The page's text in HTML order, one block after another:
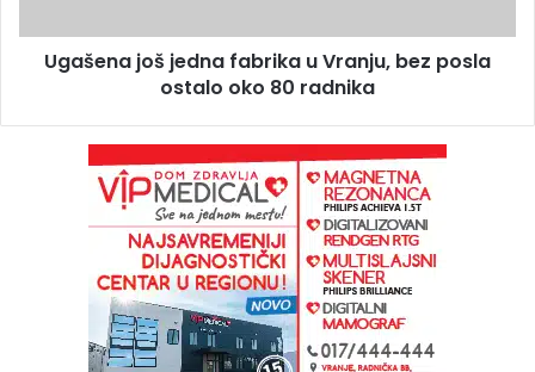
Ugašena još jedna fabrika u Vranju, bez posla
ostalo oko 80 radnika